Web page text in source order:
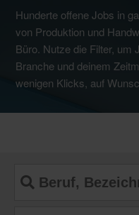
Hunderte offene Jobs in
von Produktion und
Büro. Nutze die Filter, um
Branche und deinem
wenigen Klicks, auf